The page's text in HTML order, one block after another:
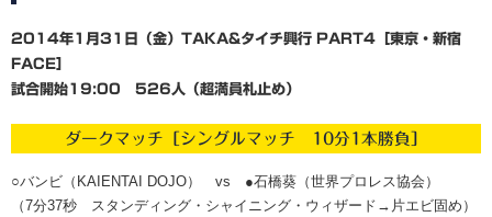
2014年1月31日（金）TAKA&タイチ興行 PART4［東京・新宿
FACE］
試合開始19:00 526人（超満員札止め）
ダークマッチ［シングルマッチ 10分1本勝負］
○バンビ（KAIENTAI DOJO） vs ●石橋葵（世界プロレス協会）
（7分37秒 スタンディング・シャイニング・ウィザード→片エビ固め）